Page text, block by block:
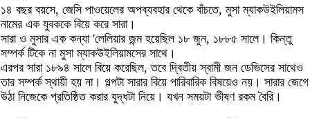
১৪ বছর বয়সে, জেসি পাওয়েলের অপব্যবহার থেকে বাঁচতে, মুসা ম্যাকউইলিয়ামস
নামের এক যুবককে বিয়ে করে সারা।
সারা ও মুসার এক কন্যা 'লেলিয়ার জন্ম হয়েছিল ১৮ জুন, ১৮৮৫ সালে। কিন্তু
সম্পর্ক টিকে না মুসা ম্যাকউইলিয়ামসের সাথে।
এরপর সারা ১৮৯৪ সালে বিয়ে করেছিল, তবে দ্বিতীয় স্বামী জন ডেভিসের সাথেও
তার সম্পর্ক স্থায়ী হয় না। গল্পটা সারার বিয়ে পারিবারিক বিষয়েও নয়। সারার জেগে
উঠা নিজেকে প্রতিষ্ঠিত করার যুদ্ধটা নিয়ে। যখন সময়টা ভীষণ রকম বৈরি।